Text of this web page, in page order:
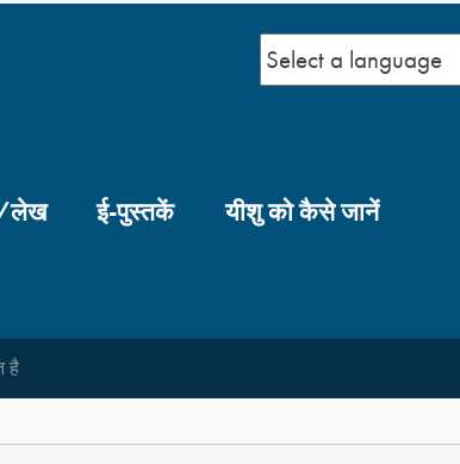
लेख ई-पुस्तकें यीशु को कैसे जानें
है